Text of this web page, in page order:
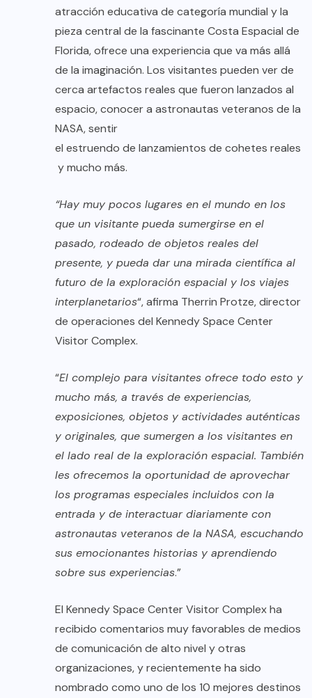
atracción educativa de categoría mundial y la
pieza central de la fascinante Costa Espacial de
Florida, ofrece una experiencia que va más allá
de la imaginación. Los visitantes pueden ver de
cerca artefactos reales que fueron lanzados al
espacio, conocer a astronautas veteranos de la
NASA, sentir
el estruendo de lanzamientos de cohetes reales
y mucho más.
“Hay muy pocos lugares en el mundo en los
que un visitante pueda sumergirse en el
pasado, rodeado de objetos reales del
presente, y pueda dar una mirada científica al
futuro de la exploración espacial y los viajes
interplanetarios“, afirma Therrin Protze, director
de operaciones del Kennedy Space Center
Visitor Complex.
“El complejo para visitantes ofrece todo esto y
mucho más, a través de experiencias,
exposiciones, objetos y actividades auténticas
y originales, que sumergen a los visitantes en
el lado real de la exploración espacial. También
les ofrecemos la oportunidad de aprovechar
los programas especiales incluidos con la
entrada y de interactuar diariamente con
astronautas veteranos de la NASA, escuchando
sus emocionantes historias y aprendiendo
sobre sus experiencias.”
El Kennedy Space Center Visitor Complex ha
recibido comentarios muy favorables de medios
de comunicación de alto nivel y otras
organizaciones, y recientemente ha sido
nombrado como uno de los 10 mejores destinos